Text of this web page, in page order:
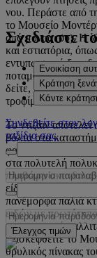
νου. Περάστε από
το Μουσείο
από μόνος του). Η
και εστιατόρια,
εντυπωσιακό
ποταμού
δείτε, με πάρα
τροφίμων
Το ντιζάιν
βόλτα στα
φανταστικός
στα πολυτελή
πληθώρα
είδη χειροτεχνίας.
πανέμορφα παλιά
ειδών με πρωτότυπο
εντυπωσιακή
επισκεφθείτε το
θρυλικός πίνακας
Σχεδιάστε
Ενοικίαση
Κράτηση
Κάντε
Συνδεθείτε στον
ταξίδια σας.
Έλεγχος τιμών